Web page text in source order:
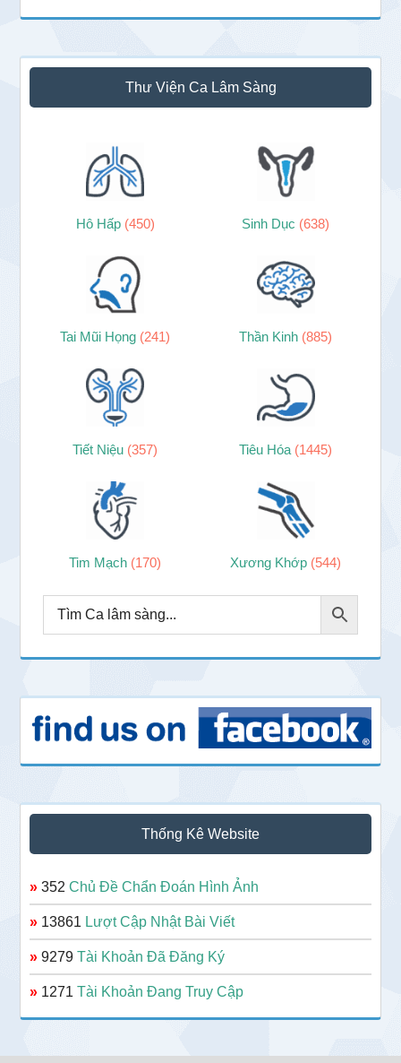
Thư Viện Ca Lâm Sàng
Hô Hấp (450) Sinh Dục (638)
Tai Mũi Họng (241) Thần Kinh (885)
Tiết Niệu (357) Tiêu Hóa (1445)
Tim Mạch (170) Xương Khớp (544)
Thống Kê Website
» 352Chủ Đề Chẩn Đoán Hình Ảnh
» 13861 Lượt Cập Nhật Bài Viết
» 9279Tài Khoản Đã Đăng Ký
» 1271Tài Khoản Đang Truy Cập